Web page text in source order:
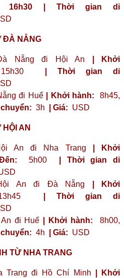
16h30
| Thời gian di
ĐÀ NẴNG
Nẵng đi Hội An
| Khởi
| Thời gian di
đi Huế
| Khởi hành: 8h45,
3h | Giá: USD
AN
An đi Nha Trang
| Khởi
5h00
| Thời gian di
An đi Đà Nẵng
| Khởi
| Thời gian di
đi Huế
| Khởi hành: 8h00,
4h | Giá: USD
TỪ NHA TRANG
Trang đi Hồ Chí Minh
| Khởi